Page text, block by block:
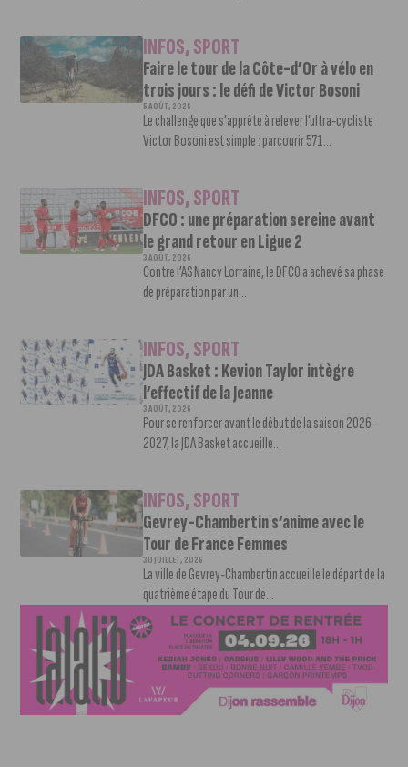
INFOS,SPORT
Faire le tour de la Côte-d’Or à vélo en
trois jours : le défi de Victor Bosoni
5 AOÛT, 2026
Le challenge que s’apprête à relever l’ultra-cycliste
Victor Bosoni est simple : parcourir 571...
INFOS,SPORT
DFCO : une préparation sereine avant
le grand retour en Ligue 2
3 AOÛT, 2026
Contre l’AS Nancy Lorraine, le DFCO a achevé sa phase
de préparation par un...
INFOS,SPORT
JDA Basket : Kevion Taylor intègre
l’effectif de la Jeanne
3 AOÛT, 2026
Pour se renforcer avant le début de la saison 2026-
2027, la JDA Basket accueille...
INFOS,SPORT
Gevrey-Chambertin s’anime avec le
Tour de France Femmes
30 JUILLET, 2026
La ville de Gevrey-Chambertin accueille le départ de la
quatrième étape du Tour de...